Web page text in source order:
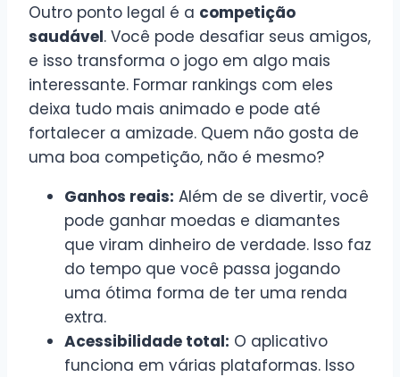
Outro ponto legal é a competição
saudável. Você pode desafiar seus amigos,
e isso transforma o jogo em algo mais
interessante. Formar rankings com eles
deixa tudo mais animado e pode até
fortalecer a amizade. Quem não gosta de
uma boa competição, não é mesmo?
Ganhos reais: Além de se divertir, você
pode ganhar moedas e diamantes
que viram dinheiro de verdade. Isso faz
do tempo que você passa jogando
uma ótima forma de ter uma renda
extra.
Acessibilidade total: O aplicativo
funciona em várias plataformas. Isso